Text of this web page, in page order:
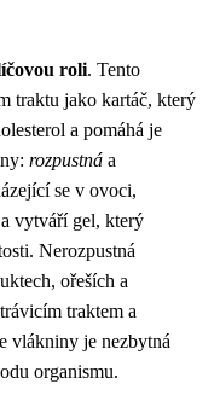
roli. Tento
traktu jako kartáč, který
a pomáhá je
rozpustná a
se v ovoci,
vytváří gel, který
Nerozpustná
ořeších a
traktem a
vlákniny je nezbytná
organismu.